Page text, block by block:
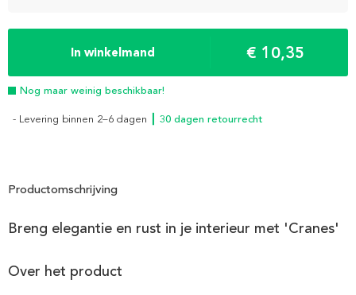
In winkelmand € 10,35
Nog maar weinig beschikbaar!
- Levering binnen 2–6 dagen ┃ 30 dagen retourrecht
Productomschrijving
Breng elegantie en rust in je interieur met 'Cranes'
Over het product